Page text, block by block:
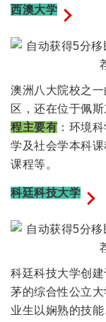
西澳大学
澳洲八大院校之
区，还在位于佩
程主要有 ：环境
学及社会学本科
课程等。
科廷科技大学
科廷科技大学创
茅的综合性公立
业生以娴熟的技